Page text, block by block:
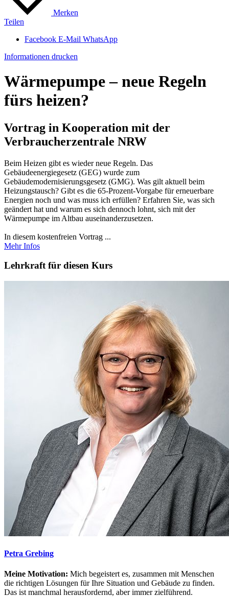
Merken
Teilen
Facebook E-Mail WhatsApp
Informationen drucken
Wärmepumpe – neue Regeln
fürs heizen?
Vortrag in Kooperation mit der
Verbraucherzentrale NRW
Beim Heizen gibt es wieder neue Regeln. Das
Gebäudeenergiegesetz (GEG) wurde zum
Gebäudemodernisierungsgesetz (GMG). Was gilt aktuell beim
Heizungstausch? Gibt es die 65-Prozent-Vorgabe für erneuerbare
Energien noch und was muss ich erfüllen? Erfahren Sie, was sich
geändert hat und warum es sich dennoch lohnt, sich mit der
Wärmepumpe im Altbau auseinanderzusetzen.
In diesem kostenfreien Vortrag ...
Mehr Infos
Lehrkraft für diesen Kurs
Petra Grebing
Meine Motivation: Mich begeistert es, zusammen mit Menschen
die richtigen Lösungen für Ihre Situation und Gebäude zu finden.
Das ist manchmal herausfordernd, aber immer zielführend.